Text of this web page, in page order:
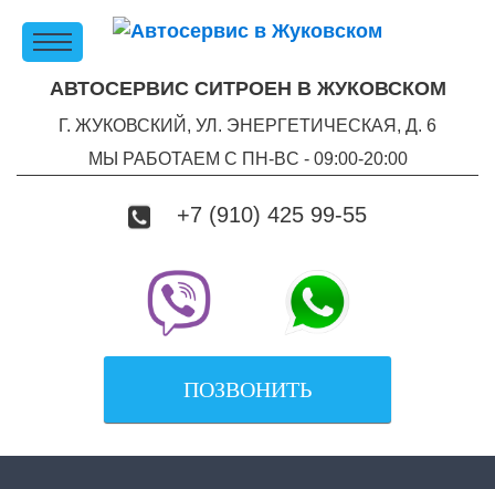
АВТОСЕРВИС СИТРОЕН В ЖУКОВСКОМ
Г. ЖУКОВСКИЙ, УЛ. ЭНЕРГЕТИЧЕСКАЯ, Д. 6
МЫ РАБОТАЕМ С ПН-ВC - 09:00-20:00
+7 (910) 425 99-55
ПОЗВОНИТЬ